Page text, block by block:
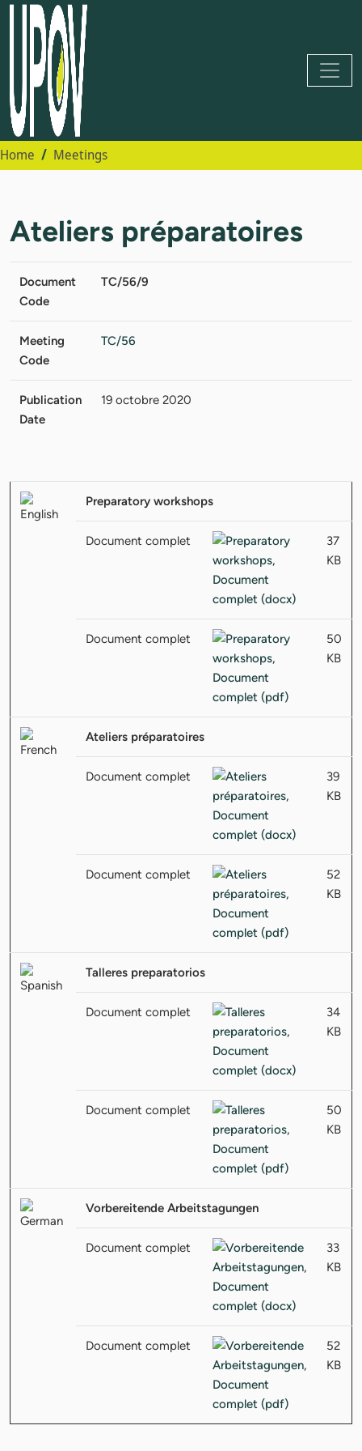
Home Meetings
Ateliers préparatoires
Document
Code
TC/56/9
Meeting
Code
TC/56
Publication
Date
19 octobre 2020
Preparatory workshops
Document complet
37
KB
Document complet
50
KB
Ateliers préparatoires
Document complet
39
KB
Document complet
52
KB
Talleres preparatorios
Document complet
34
KB
Document complet
50
KB
Vorbereitende Arbeitstagungen
Document complet
33
KB
Document complet
52
KB